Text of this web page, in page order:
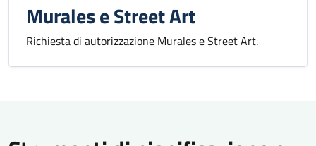
Murales e Street Art
Richiesta di autorizzazione Murales e Street Art.